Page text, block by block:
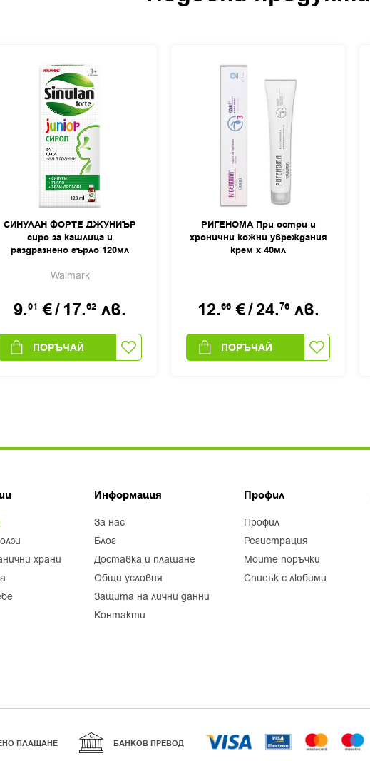
СИНУЛАН ФОРТЕ ДЖУНИЪР
сиро за кашлица и
раздразнено гърло 120мл
Walmark
9.01 €/17.62 лв.
ПОРЪЧАЙ
РИГЕНОМА При остри и
хронични кожни увреждания
крем х 40мл
12.66 €/24.76 лв.
ПОРЪЧАЙ
храни
Информация
за нас
блог
доставка и плащане
общи условия
защита на лични данни
контакти
Профил
профил
регистрация
моите поръчки
списък с любими
ПЛАЩАНЕ БАНКОВ ПРЕВОД